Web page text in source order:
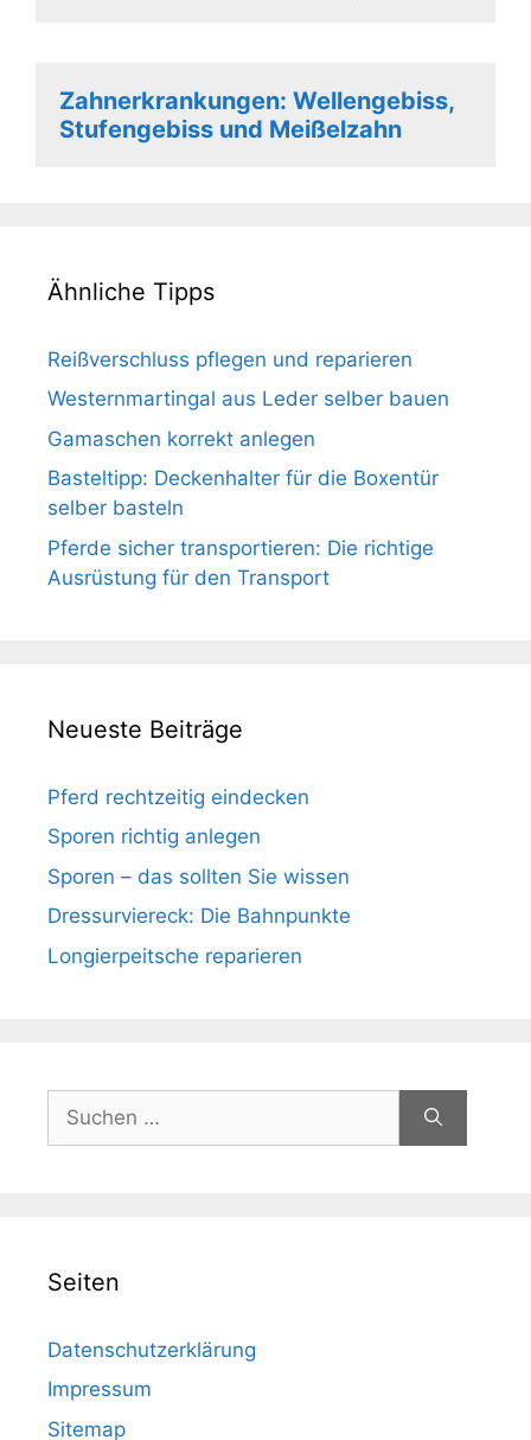
Zahnerkrankungen: Wellengebiss,
Stufengebiss und Meißelzahn
Ähnliche Tipps
Reißverschluss pflegen und reparieren
Westernmartingal aus Leder selber bauen
Gamaschen korrekt anlegen
Basteltipp: Deckenhalter für die Boxentür
selber basteln
Pferde sicher transportieren: Die richtige
Ausrüstung für den Transport
Neueste Beiträge
Pferd rechtzeitig eindecken
Sporen richtig anlegen
Sporen – das sollten Sie wissen
Dressurviereck: Die Bahnpunkte
Longierpeitsche reparieren
nach:
Seiten
Datenschutzerklärung
Impressum
Sitemap